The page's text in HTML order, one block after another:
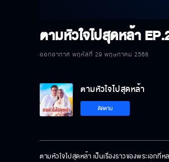
ตามหัวใจไปสุดหล้า
ออกอากาศ พฤหัสที่ 29 พฤษภาคม 2568
ตามหัวใจไปสุดหล้า
ติดตาม
ตามหัวใจไปสุดหล้า เป็นเรื่องราวของพระเอกที่